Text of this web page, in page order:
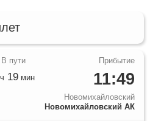
11:49
Новомихайловский
Новомихайловский АК
ч 19 мин